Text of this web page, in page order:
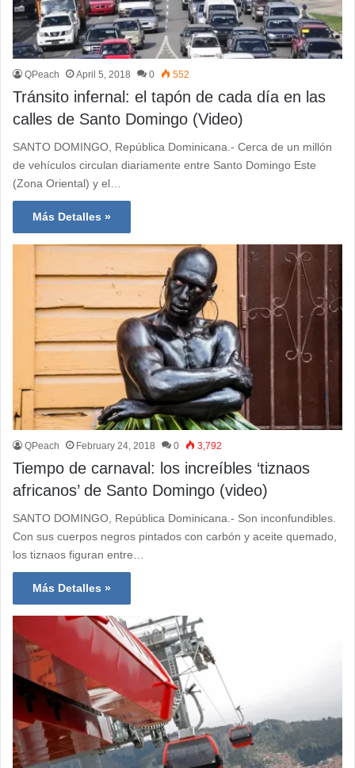
QPeach April 5, 2018 0 552
Tránsito infernal: el tapón de cada día en las
calles de Santo Domingo (Video)
SANTO DOMINGO, República Dominicana.- Cerca de un millón
de vehículos circulan diariamente entre Santo Domingo Este
(Zona Oriental) y el…
Más Detalles »
QPeach February 24, 2018 0 3,792
Tiempo de carnaval: los increíbles ‘tiznaos
africanos’ de Santo Domingo (video)
SANTO DOMINGO, República Dominicana.- Son inconfundibles.
Con sus cuerpos negros pintados con carbón y aceite quemado,
los tiznaos figuran entre…
Más Detalles »